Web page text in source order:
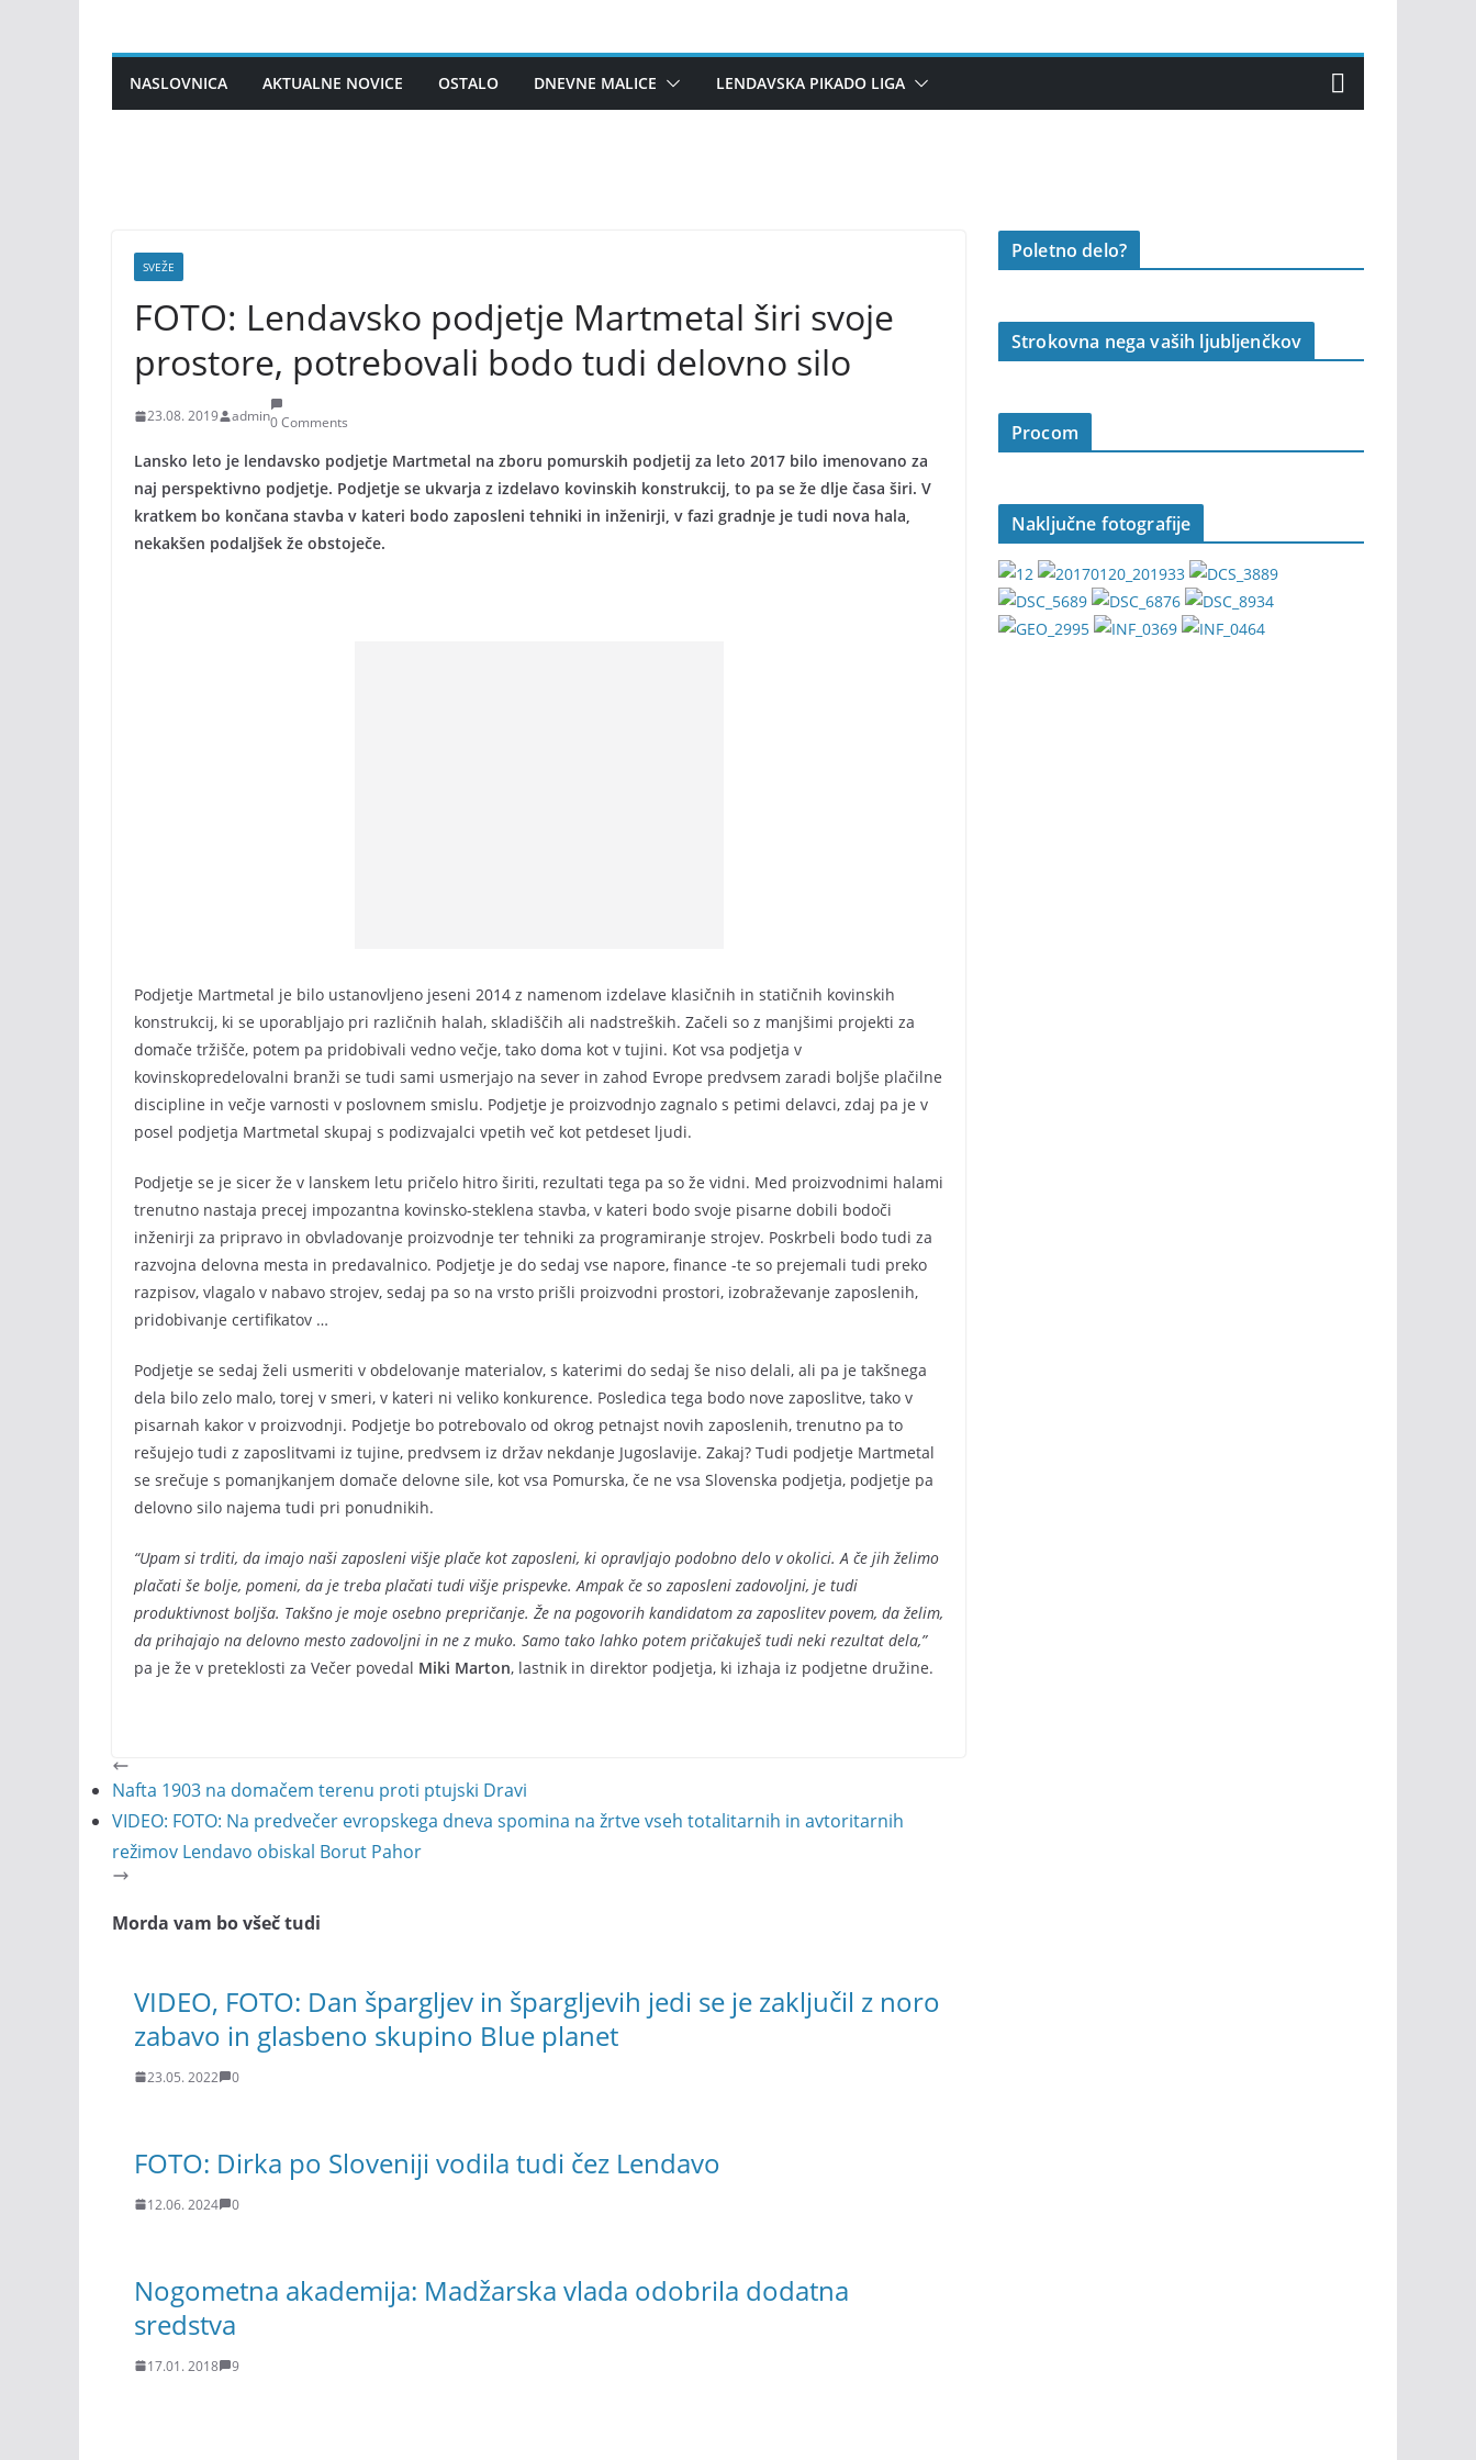
contentNASLOVNICA AKTUALNE NOVICE OSTALO DNEVNE MALICE LENDAVSKA PIKADO LIGA
SVEŽE
FOTO: Lendavsko podjetje Martmetal širi svoje
prostore, potrebovali bodo tudi delovno silo
23.08. 2019 admin0 Comments
Lansko leto je lendavsko podjetje Martmetal na zboru pomurskih podjetij za leto 2017 bilo imenovano za
naj perspektivno podjetje. Podjetje se ukvarja z izdelavo kovinskih konstrukcij, to pa se že dlje časa širi. V
kratkem bo končana stavba v kateri bodo zaposleni tehniki in inženirji, v fazi gradnje je tudi nova hala,
nekakšen podaljšek že obstoječe.
Podjetje Martmetal je bilo ustanovljeno jeseni 2014 z namenom izdelave klasičnih in statičnih kovinskih
konstrukcij, ki se uporabljajo pri različnih halah, skladiščih ali nadstreških. Začeli so z manjšimi projekti za
domače tržišče, potem pa pridobivali vedno večje, tako doma kot v tujini. Kot vsa podjetja v
kovinskopredelovalni branži se tudi sami usmerjajo na sever in zahod Evrope predvsem zaradi boljše plačilne
discipline in večje varnosti v poslovnem smislu. Podjetje je proizvodnjo zagnalo s petimi delavci, zdaj pa je v
posel podjetja Martmetal skupaj s podizvajalci vpetih več kot petdeset ljudi.
Podjetje se je sicer že v lanskem letu pričelo hitro širiti, rezultati tega pa so že vidni. Med proizvodnimi halami
trenutno nastaja precej impozantna kovinsko-steklena stavba, v kateri bodo svoje pisarne dobili bodoči
inženirji za pripravo in obvladovanje proizvodnje ter tehniki za programiranje strojev. Poskrbeli bodo tudi za
razvojna delovna mesta in predavalnico. Podjetje je do sedaj vse napore, finance -te so prejemali tudi preko
razpisov, vlagalo v nabavo strojev, sedaj pa so na vrsto prišli proizvodni prostori, izobraževanje zaposlenih,
pridobivanje certifikatov …
Podjetje se sedaj želi usmeriti v obdelovanje materialov, s katerimi do sedaj še niso delali, ali pa je takšnega
dela bilo zelo malo, torej v smeri, v kateri ni veliko konkurence. Posledica tega bodo nove zaposlitve, tako v
pisarnah kakor v proizvodnji. Podjetje bo potrebovalo od okrog petnajst novih zaposlenih, trenutno pa to
rešujejo tudi z zaposlitvami iz tujine, predvsem iz držav nekdanje Jugoslavije. Zakaj? Tudi podjetje Martmetal
se srečuje s pomanjkanjem domače delovne sile, kot vsa Pomurska, če ne vsa Slovenska podjetja, podjetje pa
delovno silo najema tudi pri ponudnikih.
“Upam si trditi, da imajo naši zaposleni višje plače kot zaposleni, ki opravljajo podobno delo v okolici. A če jih želimo
plačati še bolje, pomeni, da je treba plačati tudi višje prispevke. Ampak če so zaposleni zadovoljni, je tudi
produktivnost boljša. Takšno je moje osebno prepričanje. Že na pogovorih kandidatom za zaposlitev povem, da želim,
da prihajajo na delovno mesto zadovoljni in ne z muko. Samo tako lahko potem pričakuješ tudi neki rezultat dela,”
pa je že v preteklosti za Večer povedal Miki Marton, lastnik in direktor podjetja, ki izhaja iz podjetne družine.
Nafta 1903 na domačem terenu proti ptujski Dravi
VIDEO: FOTO: Na predvečer evropskega dneva spomina na žrtve vseh totalitarnih in avtoritarnih
režimov Lendavo obiskal Borut Pahor
Morda vam bo všeč tudi
VIDEO, FOTO: Dan špargljev in špargljevih jedi se je zaključil z noro
zabavo in glasbeno skupino Blue planet
23.05. 2022 0
FOTO: Dirka po Sloveniji vodila tudi čez Lendavo
12.06. 2024 0
Nogometna akademija: Madžarska vlada odobrila dodatna
sredstva
17.01. 2018 9
Poletno delo?
Strokovna nega vaših ljubljenčkov
Procom
Naključne fotografije